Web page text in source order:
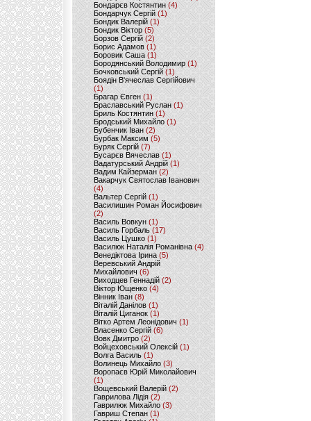
Бондарєв Костянтин (4)
Бондарчук Сергій(1)
Бондик Валерій (1)
Бондик Віктор(5)
Борзов Сергiй (2)
Борис Адамов(1)
Боровик Саша (1)
Бородянський Володимир (1)
Бочковський Сергій (1)
Боядін В'ячеслав Сергійович
(1)
Брагар Євген (1)
Браславський Руслан (1)
Бриль Костянтин (1)
Бродський Михайло (1)
Бубенчик Іван(2)
Бурбак Максим (5)
Буряк Сергій (7)
Бусарєв Вячеслав (1)
Вадатурський Андрій (1)
Вадим Кайзерман (2)
Вакарчук Святослав Іванович
(4)
Вальтер Сергій (1)
Василишин Роман Йосифович
(2)
Василь Вовкун (1)
Василь Горбаль (17)
Василь Цушко (1)
Василюк Наталія Романівна (4)
Венедіктова Ірина(5)
Веревський Андрій
Михайлович (6)
Виходцев Геннадій (2)
Віктор Ющенко (4)
Вінник Іван (8)
Віталій Данілов (1)
Віталій Циганок (1)
Вітко Артем Леонідович(1)
Власенко Сергій (6)
Вовк Дмитро(2)
Войцеховський Олексій(1)
Волга Василь (1)
Волинець Михайло (3)
Воропаєв Юрій Миколайович
(1)
Вощевський Валерій(2)
Гаврилова Лідія (2)
Гаврилюк Михайло (3)
Гавриш Степан (1)